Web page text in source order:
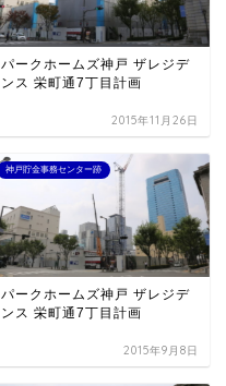
パークホームズ神戸 ザレジデ
ンス 栄町通7丁目計画
2015年11月26日
神戸貯金事務センター跡
パークホームズ神戸 ザレジデ
ンス 栄町通7丁目計画
2015年9月8日